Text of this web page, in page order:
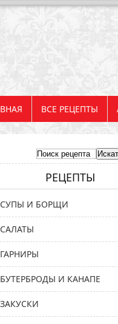
ВСЕ РЕЦЕПТЫ
РЕЦЕПТЫ
СУПЫ И БОРЩИ
САЛАТЫ
ГАРНИРЫ
БУТЕРБРОДЫ И КАНАПЕ
ЗАКУСКИ